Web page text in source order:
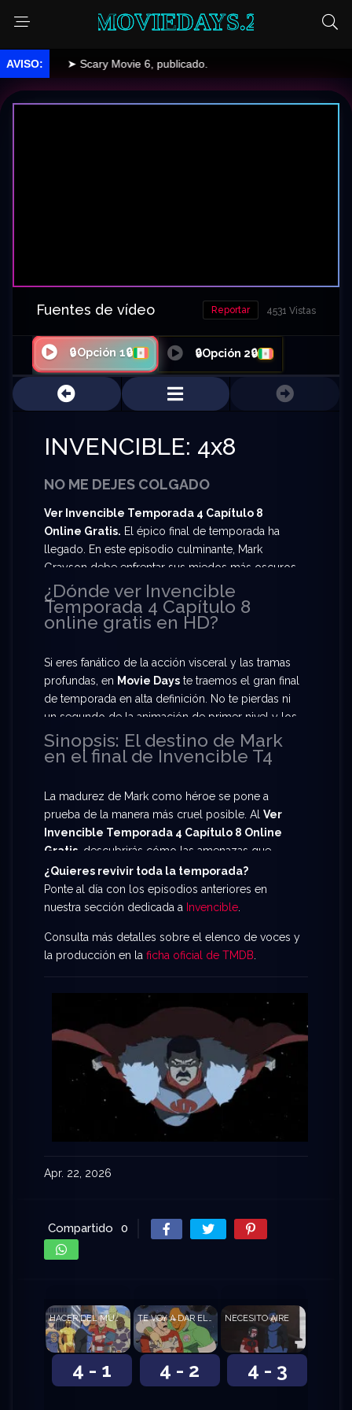
MOVIEDAYS.2
➤ Scary Movie 6, publicado.
Fuentes de vídeo 4531 Vistas
Reportar
🔒Opción 1🔒 🔒Opción 2🔒
INVENCIBLE: 4x8
NO ME DEJES COLGADO
Ver Invencible Temporada 4 Capítulo 8
Online Gratis. El épico final de temporada ha
llegado. En este episodio culminante, Mark
Grayson debe enfrentar sus miedos más oscuros
en una batalla que cambiará su vida para siempre.
Las consecuencias de sus decisiones resonarán
en todo el universo. Prepárate para
Gratis y sé testigo de un desenlace que marcará
un antes y un después en la historia de los héroes.
¿Dónde ver Invencible
Temporada 4 Capítulo 8
online gratis en HD?
Si eres fanático de la acción visceral y las tramas
profundas, en Movie Days te traemos el gran final
de temporada en alta definición. No te pierdas ni
un segundo de la animación de primer nivel y los
giros argumentales que solo esta serie puede
ofrecer. Te ofrecemos la oportunidad deVer
Gratis
con servidores rápidos y la mejor calidad
visual disponible.
Sinopsis: El destino de Mark
en el final de Invencible T4
La madurez de Mark como héroe se pone a
prueba de la manera más cruel posible. Al Ver
Invencible Temporada 4 Capítulo 8 Online
Gratis , descubrirás cómo las amenazas que
acechaban desde las sombras finalmente salen a
la luz, obligando a los Guardianes del Globo a
tomar medidas desesperadas. ¿Podrá Mark
cae a pedazos? Un capítulo cargado de emoción,
sangre y revelaciones impactantes.
¿Quieres revivir toda la temporada?
Ponte al día con los episodios anteriores en
nuestra sección dedicada a Invencible
Consulta más detalles sobre el elenco de voces y
la producción en la ficha oficial de TMDB
Apr. 22, 2026
Compartido 0
4 - 1
HACER DEL MUNDO UN LUGAR MEJOR
4 - 2
TE VOY A DAR EL GRAN TOUR
4 - 3
NECESITO AIRE